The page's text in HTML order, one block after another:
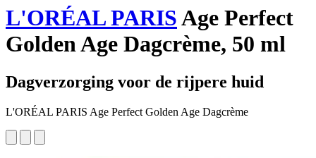
L'ORÉAL PARISAge Perfect
Golden Age Dagcrème, 50 ml
Dagverzorging voor de rijpere huid
L'ORÉAL PARIS Age Perfect Golden Age Dagcrème